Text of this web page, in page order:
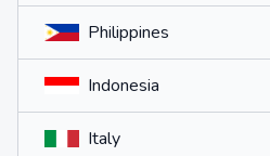
Philippines
Indonesia
Italy